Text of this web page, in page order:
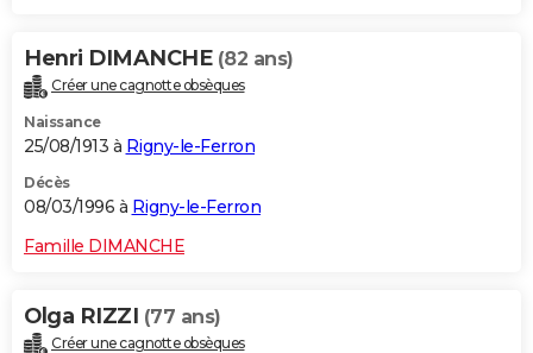
Henri DIMANCHE (82 ans)
Créer une cagnotte obsèques
Naissance
25/08/1913 à Rigny-le-Ferron
Décès
08/03/1996 à Rigny-le-Ferron
Famille DIMANCHE
Olga RIZZI (77 ans)
Créer une cagnotte obsèques